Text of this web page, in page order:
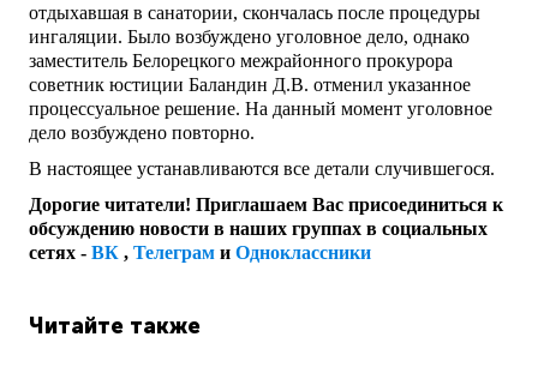
отдыхавшая в санатории, скончалась после процедуры
ингаляции. Было возбуждено уголовное дело, однако
заместитель Белорецкого межрайонного прокурора
советник юстиции Баландин Д.В. отменил указанное
процессуальное решение. На данный момент уголовное
дело возбуждено повторно.
В настоящее устанавливаются все детали случившегося.
Дорогие читатели! Приглашаем Вас присоединиться к
обсуждению новости в наших группах в социальных
сетях - ВК , Телеграм и Одноклассники
Читайте также